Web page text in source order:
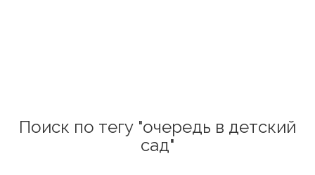
Поиск по тегу "очередь в детский
сад"